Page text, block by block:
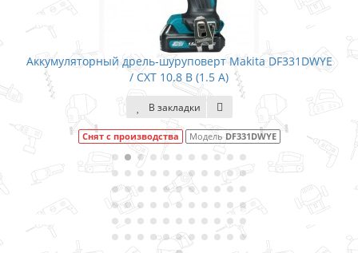
Makita DF331DWYE
В (1.5 А)
Модель DF331DWYE
Аккумуляторный дрель-
14.4 (1.3)
В закладки
В наличии Модель